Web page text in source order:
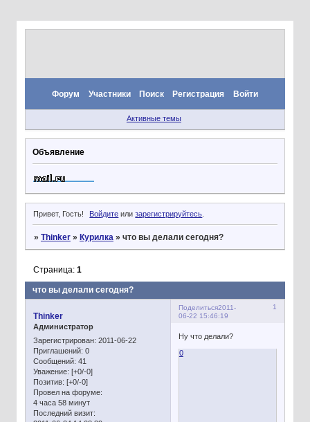
Форум Участники Поиск Регистрация Войти
Активные темы
Объявление
Привет, Гость! Войдите илизарегистрируйтесь
» Thinker » Курилка » что вы делали сегодня?
что вы делали сегодня?
Страница: 1
Поделиться 1
2011-
06-22 15:46:19
Thinker
Администратор
Зарегистрирован: 2011-06-22
Приглашений: 0
Сообщений: 41
Уважение: [+0/-0]
Позитив: [+0/-0]
Провел на форуме:
4 часа 58 минут
Последний визит:
Ну что делали?
0